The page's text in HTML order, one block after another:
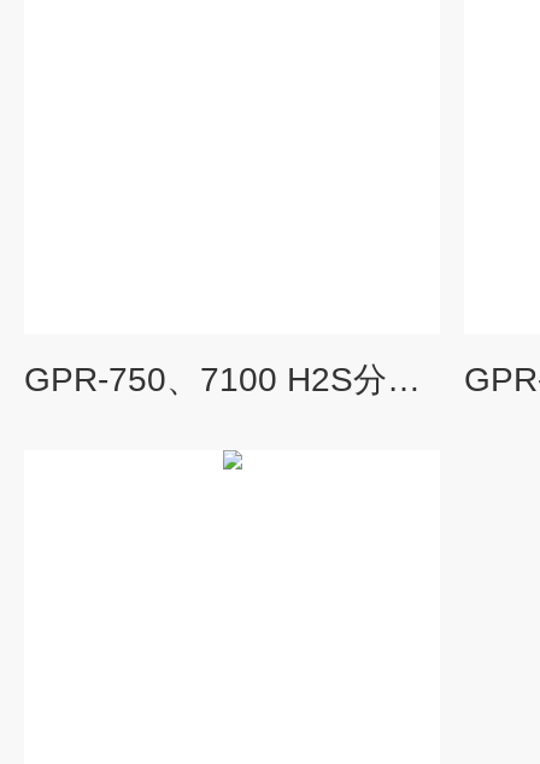
GPR-750、7100 H2S分析仪